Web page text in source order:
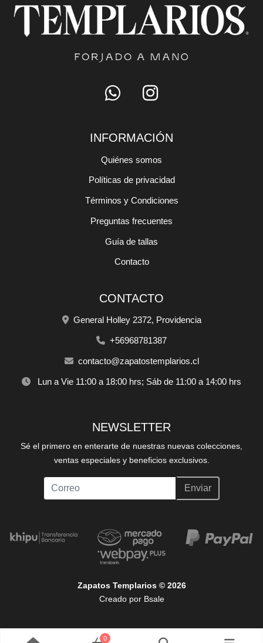
INFORMACIÓN
Quiénes somos
Políticas de privacidad
Términos y Condiciones
Preguntas frecuentes
Guía de tallas
Contacto
CONTACTO
General Holley 2372, Providencia
+56968781387
contacto@zapatostemplarios.cl
Lun a Vie 11:00 a 18:00 hrs; Sáb de 11:00 a 14:00 hrs
NEWSLETTER
Sé el primero en enterarte de nuestras nuevas colecciones,
ventas especiales y beneficios exclusivos.
Enviar
Zapatos Templarios © 2026
Creado por Bsale
0